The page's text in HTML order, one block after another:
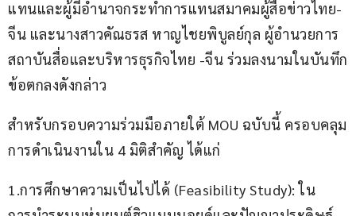
แทนและผู้มีอำนาจกระทำการแทนสมาคมผู้สื่อข่าวไทย-
จีน และนางสาวคัณธรส หาญไชยพิบูลย์กุล ผู้อำนวยการ
สถาบันสื่อและบริหารธุรกิจไทย -จีน ร่วมลงนามในบันทึก
ข้อตกลงดังกล่าว
สำหรับกรอบความร่วมมือภายใต้ MOU ฉบับนี้ ครอบคลุม
การดำเนินงานใน 4 มิติสำคัญ ได้แก่
1.การศึกษาความเป็นไปได้ (Feasibility Study): ใน